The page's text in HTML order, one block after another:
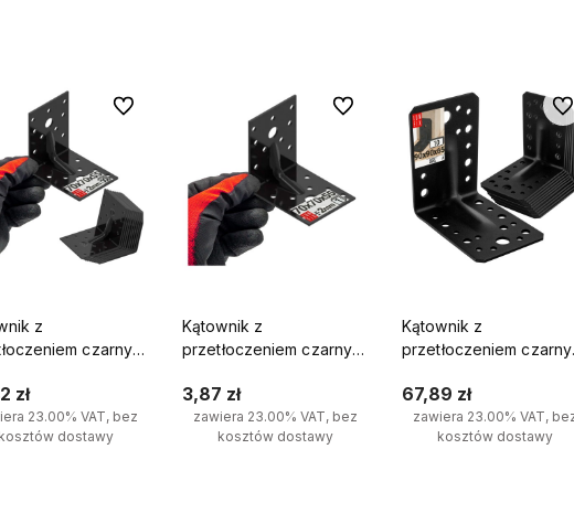
z
czarny
zł
23.00% VAT, bez
kosztów dostawy
Do ulubionych
Kątownik z
przetłoczeniem czarny
3,87 zł
zawiera 23.00% VAT, bez
kosztów dostawy
Do ulubionych
Kątownik z
przetłoczeniem czarny
67,89 zł
zawiera 23.00% VAT,
kosztów dostawy
Do